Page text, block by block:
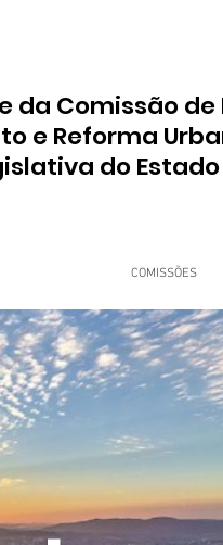
da Comissão
e Reforma
do Estado
COMISSÕES